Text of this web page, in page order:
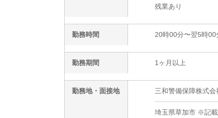
残業あり
勤務時間 20時00分〜翌5時00
勤務期間 1ヶ月以上
勤務地・面接地 三和警備保障株式
埼玉県草加市 ※記